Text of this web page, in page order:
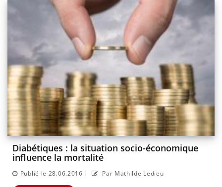
Diabétiques : la situation socio-économique
influence la mortalité
Publié le 28.06.2016 | Par Mathilde Ledieu